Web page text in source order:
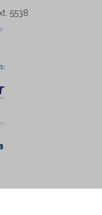
5538